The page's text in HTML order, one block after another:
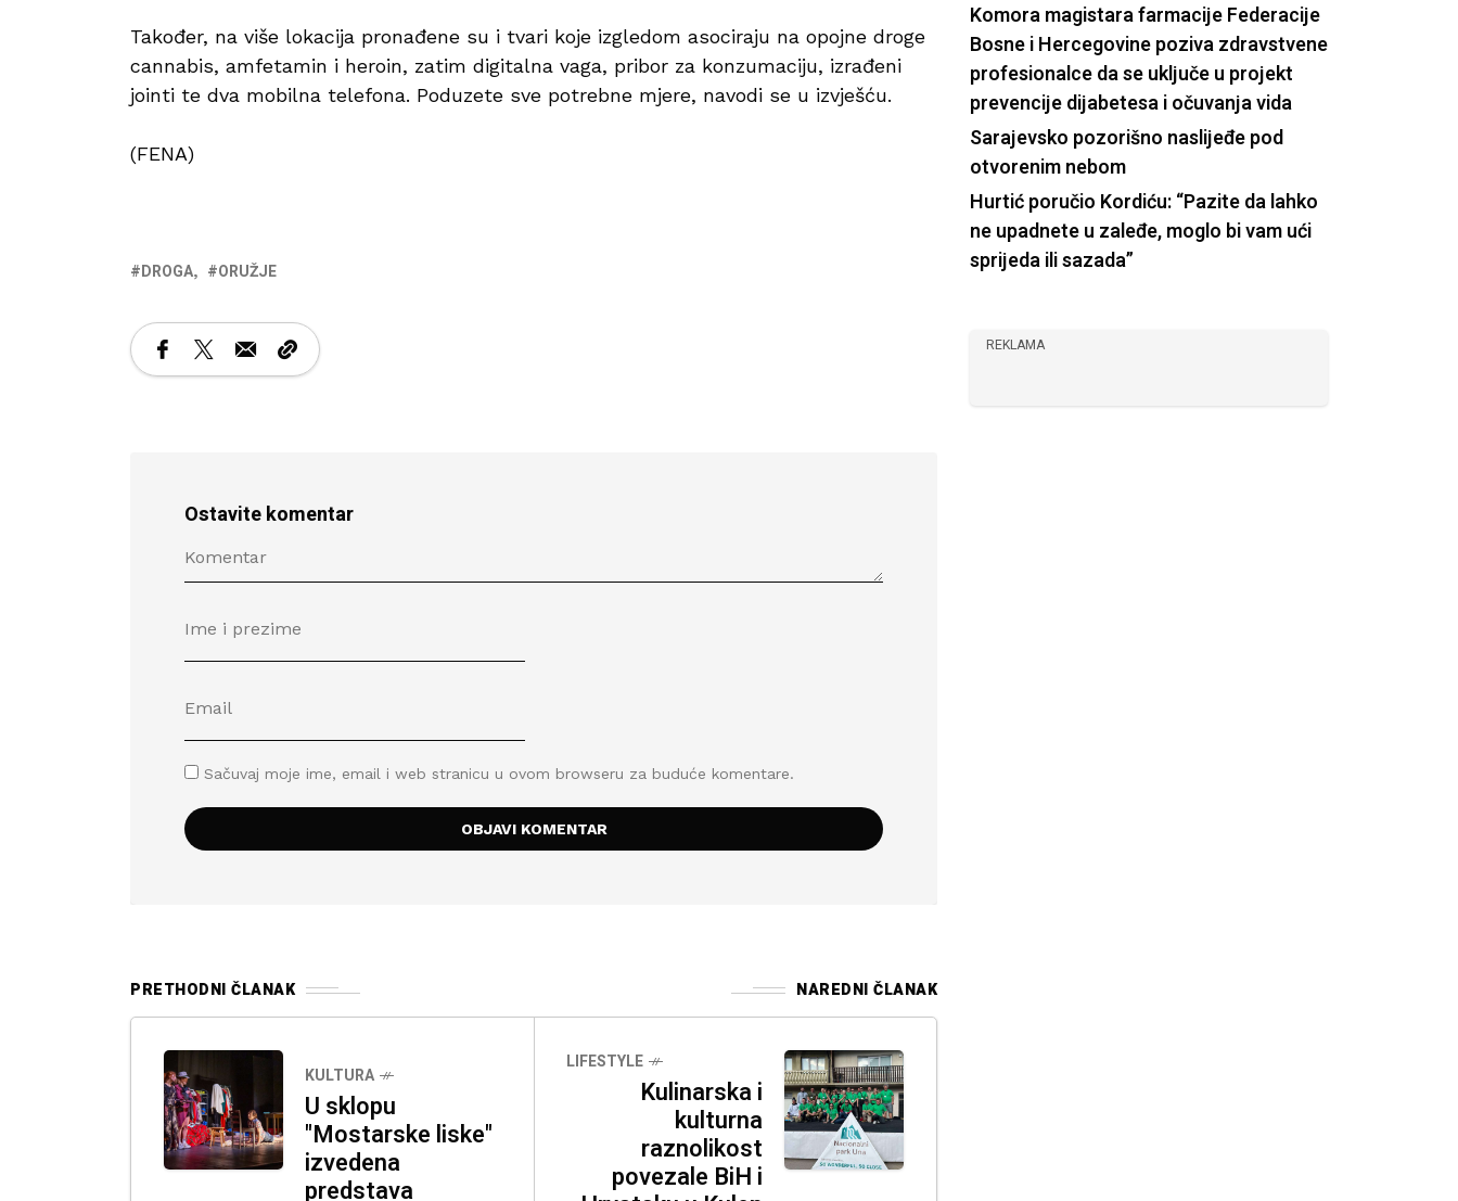
Također, na više lokacija pronađene su i tvari koje izgledom asociraju na opojne droge
cannabis, amfetamin i heroin, zatim digitalna vaga, pribor za konzumaciju, izrađeni
jointi te dva mobilna telefona. Poduzete sve potrebne mjere, navodi se u izvješću.
(FENA)
DROGA ORUŽJE
Ostavite komentar
Sačuvaj moje ime, email i web stranicu u ovom browseru za buduće komentare.
PRETHODNI ČLANAK NAREDNI ČLANAK
KULTURA
U sklopu
"Mostarske liske"
izvedena
predstava
LIFESTYLE
Kulinarska i
kulturna
raznolikost
povezale BiH i
Komora magistara farmacije Federacije
Bosne i Hercegovine poziva zdravstvene
profesionalce da se uključe u projekt
prevencije dijabetesa i očuvanja vida
Sarajevsko pozorišno naslijeđe pod
otvorenim nebom
Hurtić poručio Kordiću: “Pazite da lahko
ne upadnete u zaleđe, moglo bi vam ući
sprijeda ili sazada”
REKLAMA